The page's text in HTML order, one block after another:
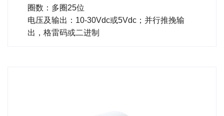
圈数：多圈25位
电压及输出：10-30Vdc或5Vdc；并行推挽输
出，格雷码或二进制